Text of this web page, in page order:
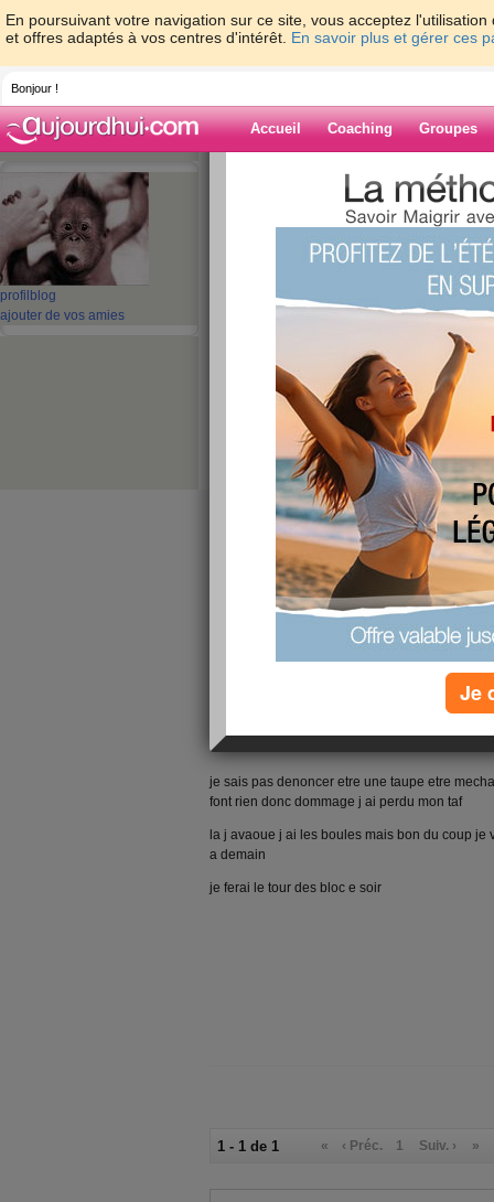
En poursuivant votre navigation sur ce site, vous acceptez
et offres adaptés à vos centres d'intérêt. En savoir plus et gérer ces
Bonjour !
Accueil Coaching Groupes
profil blog
ajouter de vos amies
> > il
Blog de patouff
il plzzzzzeut il
bon voila me revoila en pleine action decider
vous aller me dire que sa reviens souvent ben
bougeauis pas mais la regime dukan
donc voila comme en plus je n qi plus de
ma pas fait plaisir il ne prenne plus en cuisine
enbaucher fautr dire aussi qqui avait les
les saquer elle parle pas elle grogne et
donc incompatibiliter d humeur et jalousie par
autres equipe sa se passait tres bien
et voila ou etait le hic jaousie manque de
taupe et tout dire au autre mechante mais non
je sais pas denoncer etre une taupe etre
font rien donc dommage j ai perdu mon taf
la j avaoue j ai les boules mais bon du coup
a demain
je ferai le tour des bloc e soir
1 - 1 de 1 « ‹ Préc. 1 Suiv. › »
Je